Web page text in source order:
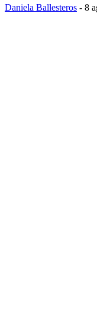
Daniela Ballesteros - 8